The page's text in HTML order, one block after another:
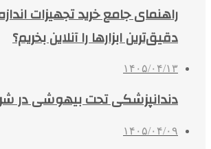
راهنمای جامع خرید تجهیزات
دقیق‌ترین ابزارها را آنلاین بخریم؟
۱۴۰۵/۰۴/۱۳
دندانپزشکی تحت بیهوشی در
۱۴۰۵/۰۴/۰۹